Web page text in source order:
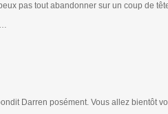
pas tout abandonner sur un coup de
Darren posément. Vous allez bientôt